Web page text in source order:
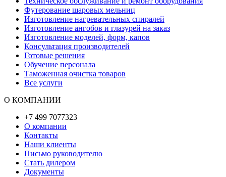
Футерование шаровых мельниц
Изготовление нагревательных спиралей
Изготовление ангобов и глазурей на заказ
Изготовление моделей, форм, капов
Консультация производителей
Готовые решения
Обучение персонала
Таможенная очистка товаров
Все услуги
О КОМПАНИИ
+7 499 7077323
О компании
Контакты
Наши клиенты
Письмо руководителю
Стать дилером
Документы